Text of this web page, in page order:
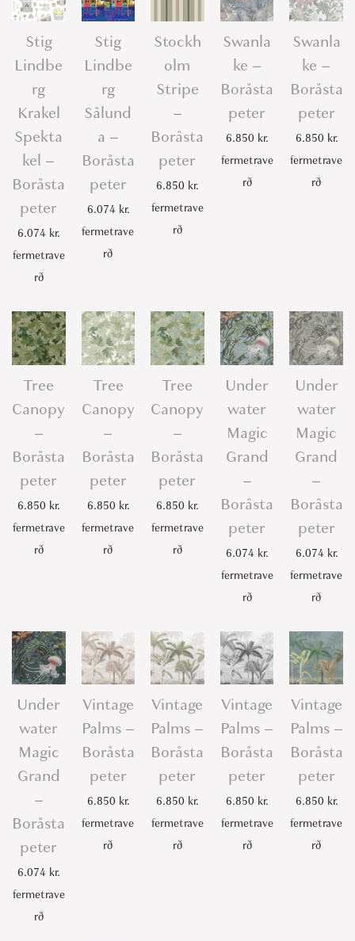
Stig
Lindbe
rg
Krakel
Spekta
kel –
Boråsta
peter
6.074 kr.
fermetrave
rð
Stig
Lindbe
rg
Sålund
a –
Boråsta
peter
6.074 kr.
fermetrave
rð
Stockh
olm
Stripe
–
Boråsta
peter
6.850 kr.
fermetrave
rð
Swanla
ke –
Boråsta
peter
6.850 kr.
fermetrave
rð
Swanla
ke –
Boråsta
peter
6.850 kr.
fermetrave
rð
Tree
Canopy
–
Boråsta
peter
6.850 kr.
fermetrave
rð
Tree
Canopy
–
Boråsta
peter
6.850 kr.
fermetrave
rð
Tree
Canopy
–
Boråsta
peter
6.850 kr.
fermetrave
rð
Under
water
Magic
Grand
–
Boråsta
peter
6.074 kr.
fermetrave
rð
Under
water
Magic
Grand
–
Boråsta
peter
6.074 kr.
fermetrave
rð
Under
water
Magic
Grand
–
Boråsta
peter
6.074 kr.
fermetrave
rð
Vintage
Palms –
Boråsta
peter
6.850 kr.
fermetrave
rð
Vintage
Palms –
Boråsta
peter
6.850 kr.
fermetrave
rð
Vintage
Palms –
Boråsta
peter
6.850 kr.
fermetrave
rð
Vintage
Palms –
Boråsta
peter
6.850 kr.
fermetrave
rð